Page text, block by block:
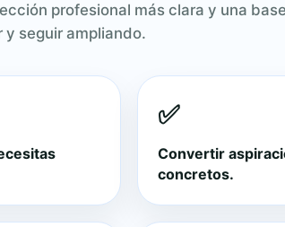
profesional más clara y una
seguir ampliando.
✅
Convertir
concretos.